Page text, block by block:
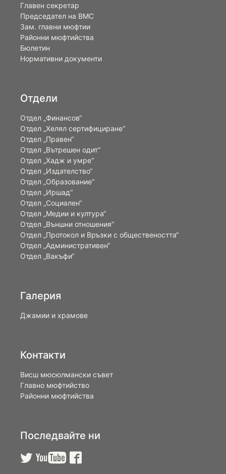
Главен секретар
Председател на ВМС
Зам. главни мюфтии
Районни мюфтийства
Бюлетин
Нормативни документи
Отдели
Отдел „Финансов“
Отдел „Хелял сертифициране“
Отдел „Правен“
Отдел „Вътрешен одит“
Отдел „Хадж и умре“
Отдел „Издателство“
Отдел „Образование“
Отдел „Иршад“
Отдел „Социален“
Отдел „Медии и култура“
Отдел „Външни отношения”
Oтдел „Протокол и Връзки с обществеността“
Отдел „Административен“
Отдел „Вакъфи“
Галерия
Джамии и храмове
Контакти
Висш мюсюлмански съвет
Главно мюфтийство
Районни мюфтийства
Последвайте ни
  